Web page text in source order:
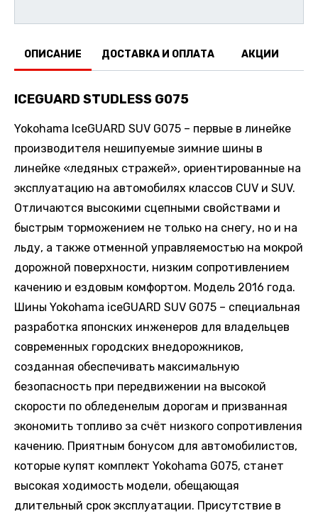
ОПИСАНИЕ ДОСТАВКА И ОПЛАТА АКЦИИ
ICEGUARD STUDLESS G075
Yokohama IceGUARD SUV G075 – первые в линейке
производителя нешипуемые зимние шины в
линейке «ледяных стражей», ориентированные на
эксплуатацию на автомобилях классов CUV и SUV.
Отличаются высокими сцепными свойствами и
быстрым торможением не только на снегу, но и на
льду, а также отменной управляемостью на мокрой
дорожной поверхности, низким сопротивлением
качению и ездовым комфортом. Модель 2016 года.
Шины Yokohama iceGUARD SUV G075 – специальная
разработка японских инженеров для владельцев
современных городских внедорожников,
созданная обеспечивать максимальную
безопасность при передвижении на высокой
скорости по обледенелым дорогам и призванная
экономить топливо за счёт низкого сопротивления
качению. Приятным бонусом для автомобилистов,
которые купят комплект Yokohama G075, станет
высокая ходимость модели, обещающая
длительный срок эксплуатации. Присутствие в